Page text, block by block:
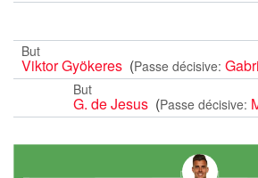
But
Viktor Gyökeres (Passe décisive:
But
G. de Jesus (Passe décisive: